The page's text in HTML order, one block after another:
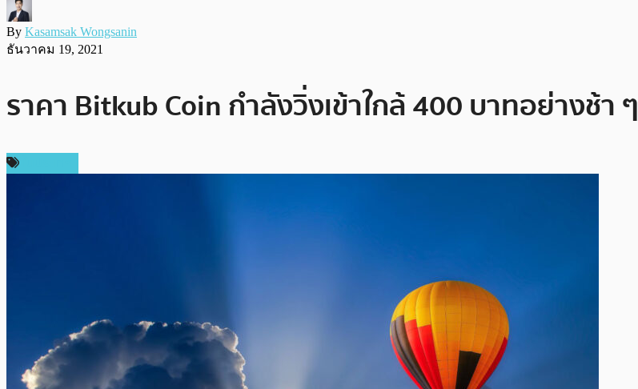
By Kasamsak Wongsanin
ธันวาคม 19, 2021
ราคา Bitkub Coin กำลังวิ่งเข้าใกล้ 400 บาทอย่างช้า ๆ